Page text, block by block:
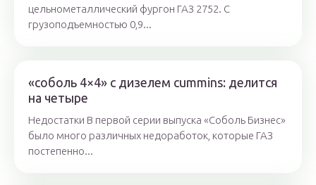
цельнометаллический фургон ГАЗ 2752. С
грузоподъемностью 0,9...
«соболь 4×4» с дизелем cummins: делится
на четыре
Недостатки В первой серии выпуска «Соболь Бизнес»
было много различных недоработок, которые ГАЗ
постепенно...